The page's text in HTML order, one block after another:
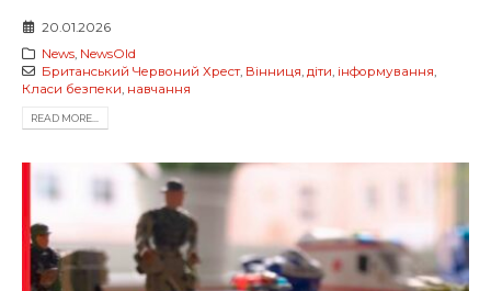
20.01.2026
News, NewsOld
Британський Червоний Хрест, Вінниця, діти, інформування,
Класи безпеки, навчання
READ MORE...